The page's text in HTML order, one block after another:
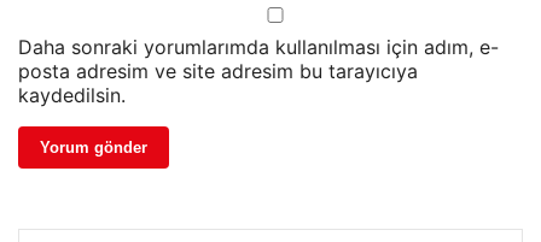
Daha sonraki yorumlarımda kullanılması için adım, e-
posta adresim ve site adresim bu tarayıcıya
kaydedilsin.